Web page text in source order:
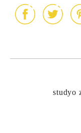
studyo